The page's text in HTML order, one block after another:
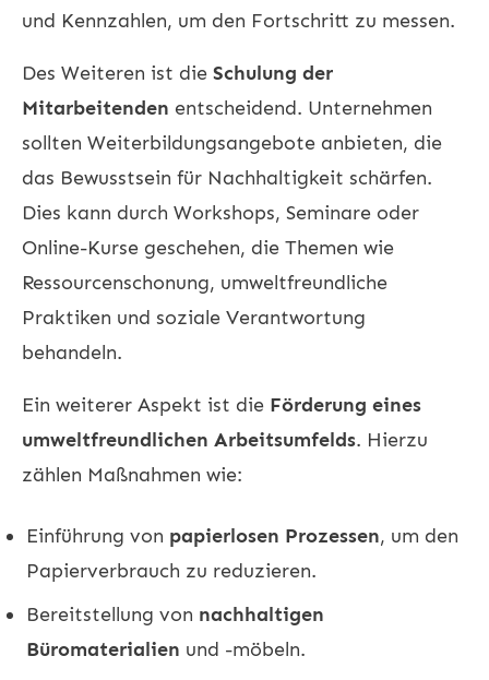
und Kennzahlen, um den Fortschritt zu messen.
Des Weiteren ist die Schulung der
Mitarbeitenden entscheidend. Unternehmen
sollten Weiterbildungsangebote anbieten, die
das Bewusstsein für Nachhaltigkeit schärfen.
Dies kann durch Workshops, Seminare oder
Online-Kurse geschehen, die Themen wie
Ressourcenschonung, umweltfreundliche
Praktiken und soziale Verantwortung
behandeln.
Ein weiterer Aspekt ist die Förderung eines
umweltfreundlichen Arbeitsumfelds. Hierzu
zählen Maßnahmen wie:
Einführung von papierlosen Prozessen, um den
Papierverbrauch zu reduzieren.
Bereitstellung von nachhaltigen
Büromaterialien und -möbeln.